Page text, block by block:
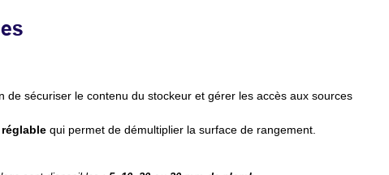
de sécuriser le contenu du stockeur et gérer les accès aux sources
qui permet de démultiplier la surface de rangement.